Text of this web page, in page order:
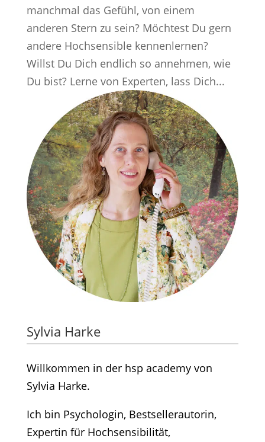
manchmal das Gefühl, von einem
anderen Stern zu sein? Möchtest Du gern
andere Hochsensible kennenlernen?
Willst Du Dich endlich so annehmen, wie
Du bist? Lerne von Experten, lass Dich...
Sylvia Harke
Willkommen in der hsp academy von
Sylvia Harke.
Ich bin Psychologin, Bestsellerautorin,
Expertin für Hochsensibilität,